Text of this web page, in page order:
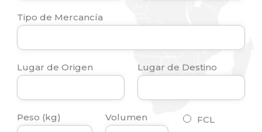
Tipo de Mercancía
Lugar de Origen Lugar de Destino
Peso (kg) Volumen
FCL